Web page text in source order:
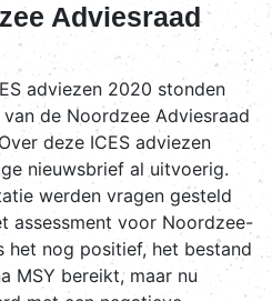
Adviesraad
adviezen 2020 stonden
de Noordzee Adviesraad
deze ICES adviezen
nieuwsbrief al uitvoerig.
werden vragen gesteld
assessment voor Noordzee-
het nog positief, het bestand
MSY bereikt, maar nu